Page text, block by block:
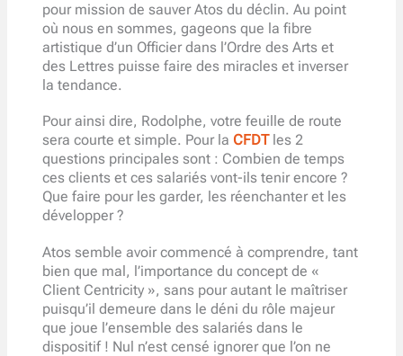
pour mission de sauver Atos du déclin. Au point
où nous en sommes, gageons que la fibre
artistique d’un Officier dans l’Ordre des Arts et
des Lettres puisse faire des miracles et inverser
la tendance.
Pour ainsi dire, Rodolphe, votre feuille de route
sera courte et simple. Pour la CFDT les 2
questions principales sont : Combien de temps
ces clients et ces salariés vont-ils tenir encore ?
Que faire pour les garder, les réenchanter et les
développer ?
Atos semble avoir commencé à comprendre, tant
bien que mal, l’importance du concept de «
Client Centricity », sans pour autant le maîtriser
puisqu’il demeure dans le déni du rôle majeur
que joue l’ensemble des salariés dans le
dispositif ! Nul n’est censé ignorer que l’on ne